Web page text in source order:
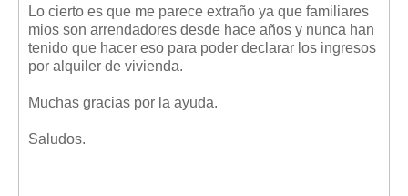
Mis boletines
Lo cierto es que me parece extraño ya que familiares
mios son arrendadores desde hace años y nunca han
tenido que hacer eso para poder declarar los ingresos
por alquiler de vivienda.
Muchas gracias por la ayuda.
Saludos.